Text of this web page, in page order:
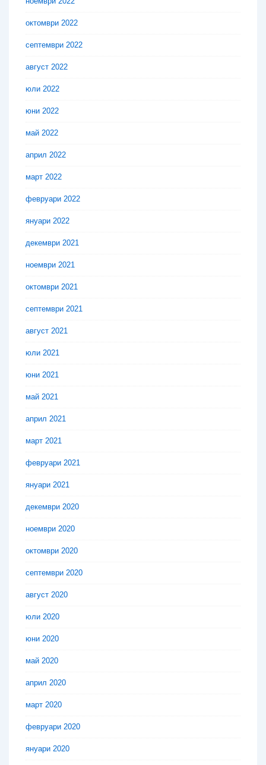
октомври 2022
септември 2022
август 2022
юли 2022
юни 2022
май 2022
април 2022
март 2022
февруари 2022
януари 2022
декември 2021
ноември 2021
октомври 2021
септември 2021
август 2021
юли 2021
юни 2021
май 2021
април 2021
март 2021
февруари 2021
януари 2021
декември 2020
ноември 2020
октомври 2020
септември 2020
август 2020
юли 2020
юни 2020
май 2020
април 2020
март 2020
февруари 2020
януари 2020